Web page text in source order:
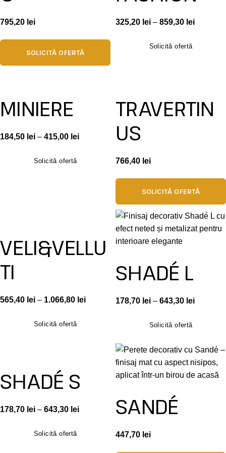
795,20 lei
SOLICITĂ OFERTĂ
325,20 lei – 859,30 lei
Solicită ofertă
MINIERE
184,50 lei – 415,00 lei
Solicită ofertă
TRAVERTIN
US
766,40 lei
SOLICITĂ OFERTĂ
VELI&VELLU
TI
565,40 lei – 1.066,80 lei
Solicită ofertă
SHADÉ L
178,70 lei – 643,30 lei
Solicită ofertă
SHADÉ S
178,70 lei – 643,30 lei
Solicită ofertă
SANDÉ
447,70 lei